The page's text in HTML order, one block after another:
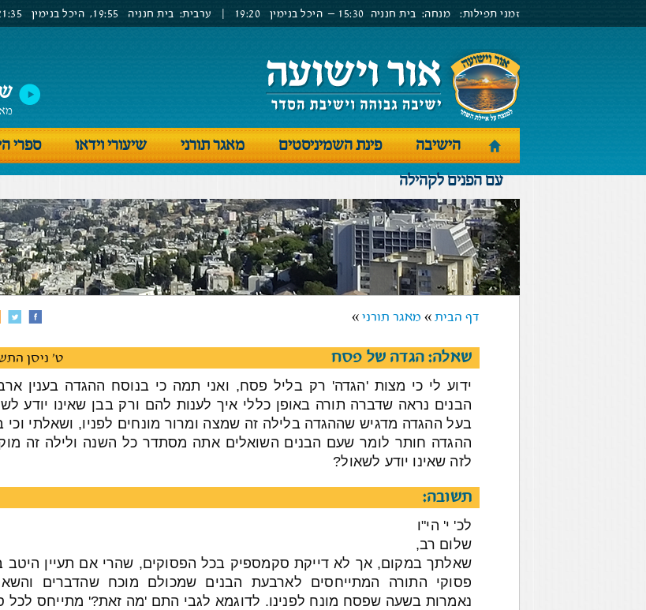
זמני תפילות: מנחה: בית חנניה 15:30 – היכל בנימין ערבית: בית חנניה היכל בנימין
הישיבה פינת השמיניסטים מאגר תורני שיעורי וידאו ספרי
עם הפנים לקהילה
דף הבית » מאגר תורני »
ט' ניסן שאלה: הגדה של פסח
ידוע לי כי מצות 'הגדה' רק בליל פסח, ואני תמה כי בנוסח ההגדה בענין
הבנים נראה שדברה תורה באופן כללי איך לענות להם ורק בבן שאינו יודע
בעל ההגדה מדגיש שההגדה בלילה זה שמצה ומרור מונחים לפניו, ושאלתי וכי
ההגדה חותר לומר שעם הבנים השואלים אתה מסתדר כל השנה ולילה זה
לזה שאינו יודע לשאול?
תשובה:
לכ' י' הי"ו
שלום רב,
שאלתך במקום, אך לא דייקת סקמספיק בכל הפסוקים, שהרי אם תעיין היטב
פסוקי התורה המתייחסים לארבעת הבנים שמכולם מוכח שהדברים
נאמרות בשעה שפסח מונח לפנינו. לדוגמא לגבי התם 'מה זאת?' מתייחס לכל